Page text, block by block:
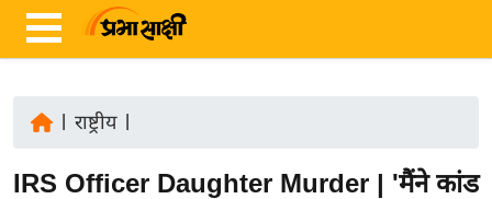
ज़ा
राष्ट्रीय|
IRS Officer Daughter Murder | 'मैंने कांड